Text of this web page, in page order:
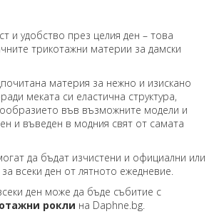
и удобство през целия ден – това
трикотажни материи за дамски
материя за нежно и изискано
меката си еластична структура,
във възможните модели и
и въведен в модния свят от самата
да бъдат изчистени и официални или
всеки ден от лятното ежедневие.
ден може да бъде събитие с
рокли на Daphne.bg.